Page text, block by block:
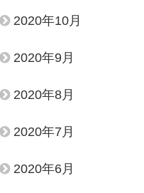
2020年10月
2020年9月
2020年8月
2020年7月
2020年6月